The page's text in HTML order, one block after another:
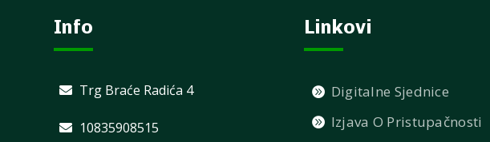
Info
Trg Braće Radića 4
10835908515
Linkovi
Digitalne Sjednice
Izjava O Pristupačnosti